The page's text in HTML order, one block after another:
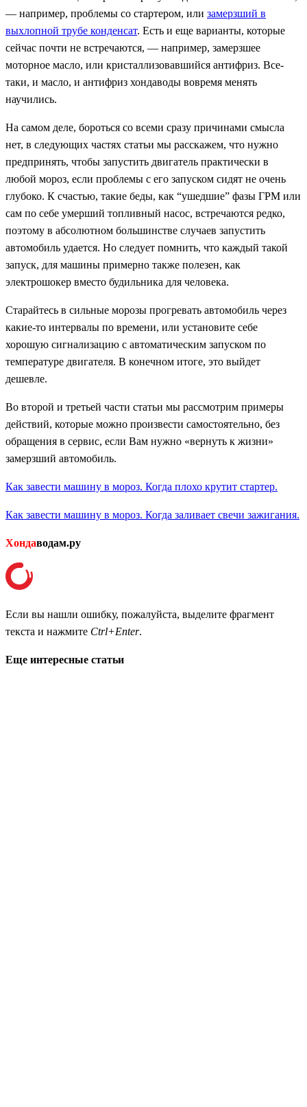
— например, проблемы со стартером, или замерзший в
выхлопной трубе конденсат. Есть и еще варианты, которые
сейчас почти не встречаются, — например, замерзшее
моторное масло, или кристаллизовавшийся антифриз. Все-
таки, и масло, и антифриз хондаводы вовремя менять
научились.
На самом деле, бороться со всеми сразу причинами смысла
нет, в следующих частях статьи мы расскажем, что нужно
предпринять, чтобы запустить двигатель практически в
любой мороз, если проблемы с его запуском сидят не очень
глубоко. К счастью, такие беды, как “ушедшие” фазы ГРМ или
сам по себе умерший топливный насос, встречаются редко,
поэтому в абсолютном большинстве случаев запустить
автомобиль удается. Но следует помнить, что каждый такой
запуск, для машины примерно также полезен, как
электрошокер вместо будильника для человека.
Старайтесь в сильные морозы прогревать автомобиль через
какие-то интервалы по времени, или установите себе
хорошую сигнализацию с автоматическим запуском по
температуре двигателя. В конечном итоге, это выйдет
дешевле.
Во второй и третьей части статьи мы рассмотрим примеры
действий, которые можно произвести самостоятельно, без
обращения в сервис, если Вам нужно «вернуть к жизни»
замерзший автомобиль.
Как завести машину в мороз. Когда плохо крутит стартер.
Как завести машину в мороз. Когда заливает свечи зажигания.
Хондаводам.ру
Если вы нашли ошибку, пожалуйста, выделите фрагмент
текста и нажмите Ctrl+Enter.
Еще интересные статьи